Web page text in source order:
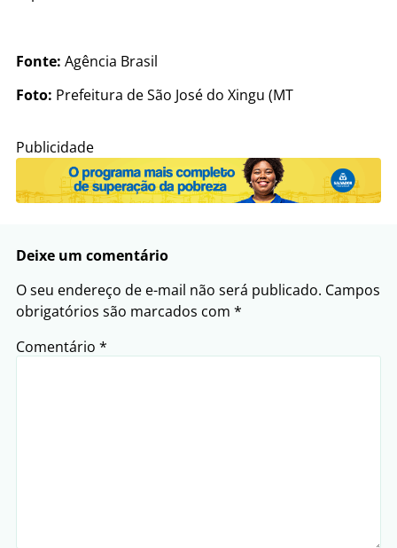
Fonte: Agência Brasil
Foto: Prefeitura de São José do Xingu (MT
Publicidade
Deixe um comentário
O seu endereço de e-mail não será publicado. Campos
obrigatórios são marcados com *
Comentário *